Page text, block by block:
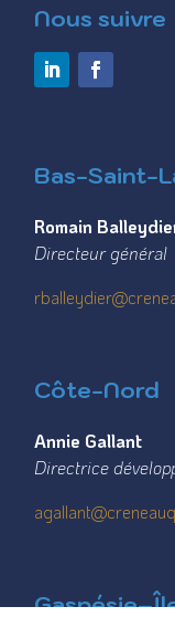
Nous suivre
Bas-Saint-
Romain
Directeur général
Côte-Nord
Annie Gallant
Directrice